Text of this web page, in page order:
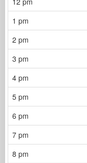
1 pm
2 pm
3 pm
4 pm
5 pm
6 pm
7 pm
8 pm